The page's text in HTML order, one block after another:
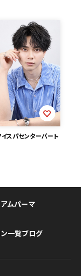
イスパセンターパート
ムパーマ
一覧ブログ